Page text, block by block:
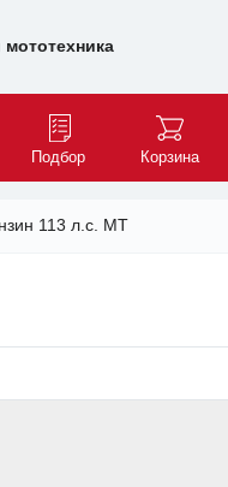
Подбор Корзина
113 л.с. MT